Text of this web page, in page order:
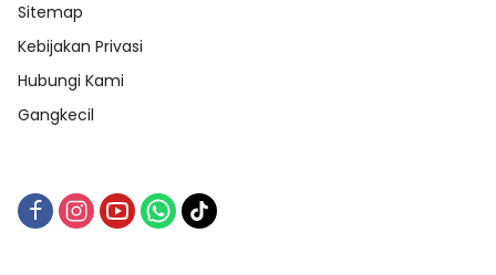
Sitemap
Kebijakan Privasi
Hubungi Kami
Gangkecil